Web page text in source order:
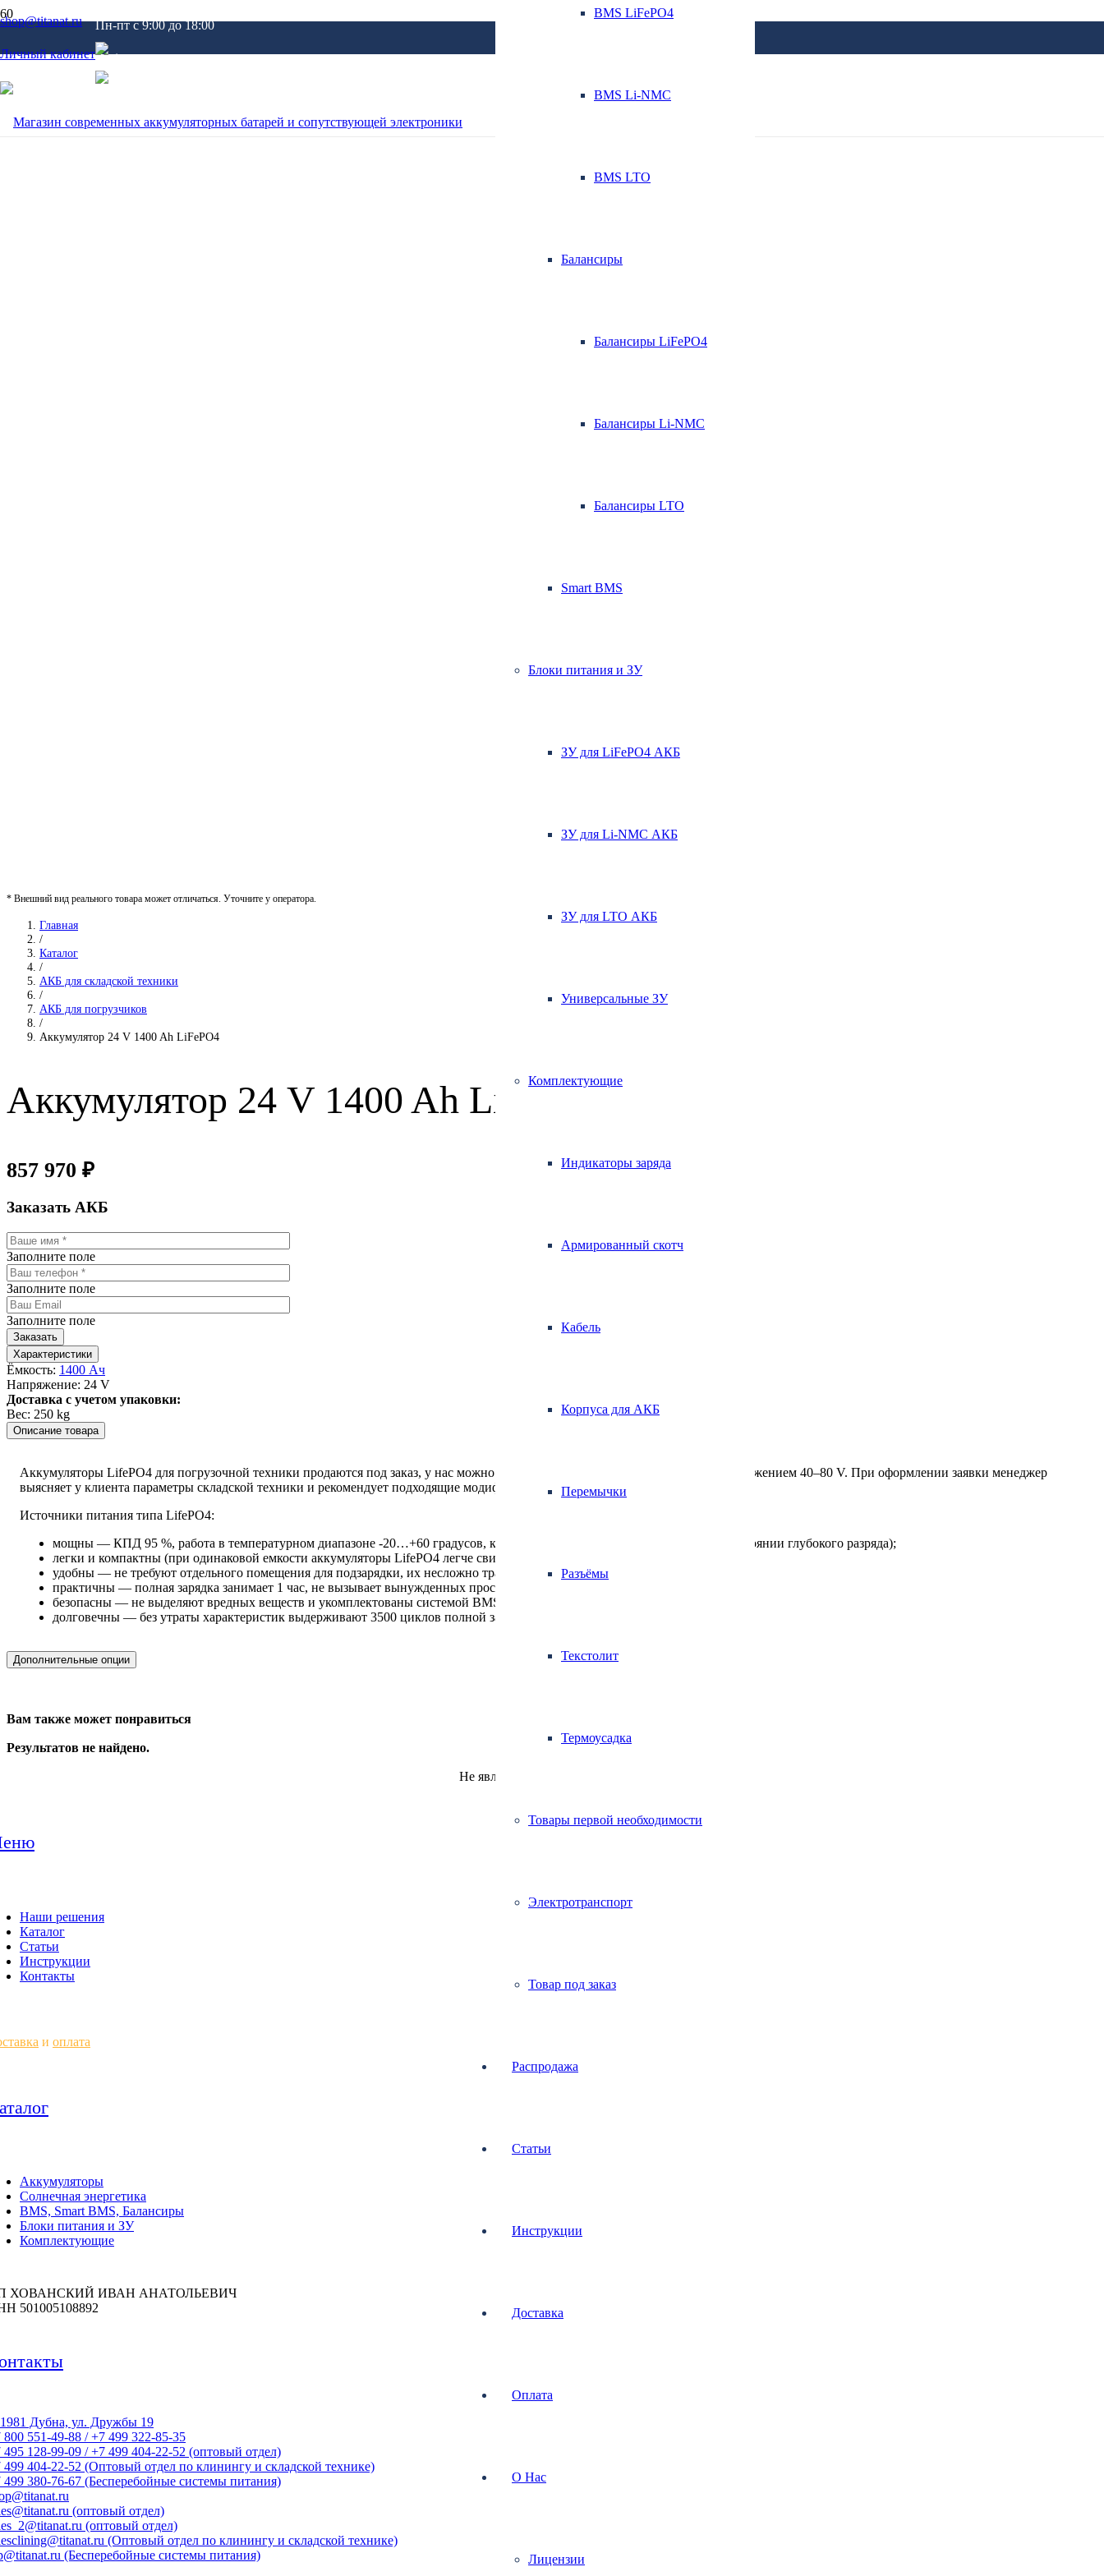
shop@titanat.ru
Личный кабинет
Пн-пт c 9:00 до 18:00
BMS LiFePO4
BMS Li-NMC
BMS LTO
Балансиры
Балансиры LiFePO4
Балансиры Li-NMC
Балансиры LTO
Smart BMS
Блоки питания и ЗУ
ЗУ для LiFePO4 АКБ
ЗУ для Li-NMC АКБ
ЗУ для LTO АКБ
Универсальные ЗУ
Комплектующие
Индикаторы заряда
Армированный скотч
Кабель
Корпуса для АКБ
Перемычки
Разъёмы
Текстолит
Термоусадка
Товары первой необходимости
Электротранспорт
Товар под заказ
Распродажа
Статьи
Инструкции
Доставка
Оплата
О Нас
Лицензии
* Внешний вид реального товара может отличаться. Уточните у оператора.
Главная
/
Каталог
/
АКБ для складской техники
/
АКБ для погрузчиков
/
Аккумулятор 24 V 1400 Ah LiFePO4
Аккумулятор 24 V 1400 Ah LiFePO4
857 970 ₽
Заказать АКБ
Заполните поле
Заполните поле
Заполните поле
Характеристики
Ёмкость: 1400 Ач
Напряжение: 24 V
Доставка с учетом упаковки:
Вес: 250 kg
Описание товара
Аккумуляторы LifePO4 для погрузочной техники продаются под заказ, у нас можно купить изделия емкостью 280–1960 Ач напряжением 40–80 V. При оформлении заявки менеджер
выясняет у клиента параметры складской техники и рекомендует подходящие модификации АКБ.
Источники питания типа LifePO4:
мощны — КПД 95 %, работа в температурном диапазоне -20…+60 градусов, качественно питают потребители (даже в состоянии глубокого разряда);
легки и компактны (при одинаковой емкости аккумуляторы LifePO4 легче свинцовых примерно в 2 раза);
удобны — не требуют отдельного помещения для подзарядки, их несложно транспортировать и устанавливать в машины;
практичны — полная зарядка занимает 1 час, не вызывает вынужденных простоев техники дольше данного времени;
безопасны — не выделяют вредных веществ и укомплектованы системой BMS, которая контролирует состояние ячеек;
долговечны — без утраты характеристик выдерживают 3500 циклов полной зарядки или 8000 частичной.
Дополнительные опции
Вам также может понравиться
Результатов не найдено.
Не является публичной офертой.
Наши решения
Каталог
Статьи
Инструкции
Контакты
и оплата
Аккумуляторы
Солнечная энергетика
BMS, Smart BMS, Балансиры
Блоки питания и ЗУ
Комплектующие
ХОВАНСКИЙ ИВАН АНАТОЛЬЕВИЧ
501005108892
Дубна, ул. Дружбы 19
800 551-49-88 / +7 499 322-85-35
495 128-99-09 / +7 499 404-22-52 (оптовый отдел)
499 404-22-52 (Оптовый отдел по клинингу и складской технике)
499 380-76-67 (Бесперебойные системы питания)
(оптовый отдел)
(оптовый отдел)
(Оптовый отдел по клинингу и складской технике)
(Бесперебойные системы питания)